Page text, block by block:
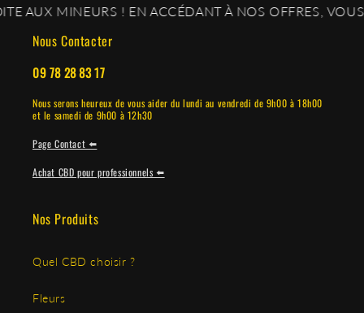
garantir sa conformité et sa qualité.
Disponibles en plusieurs saveurs et concentrations, ils
permettent de profiter d’une expérience à la fois
Pourquoi acheter vos gummies CBD chez OXYG'N
Nous sélectionnons nos gummies avec une attention
traçabilité et à la régularité. Tous nos produits sont testés en
discrète, ainsi qu’un service client à votre écoute pour vous
! EN ACCÉDANT À NOS OFFRES, VOUS
Nous Contacter
09 78 28 83 17
Nous serons heureux de vous aider du lundi au vendredi de 9h00 à 18h00
et le samedi de 9h00 à 12h30
Page Contact ⬅️
Achat CBD pour professionnels ⬅️
Nos Produits
Quel CBD choisir ?
Fleurs